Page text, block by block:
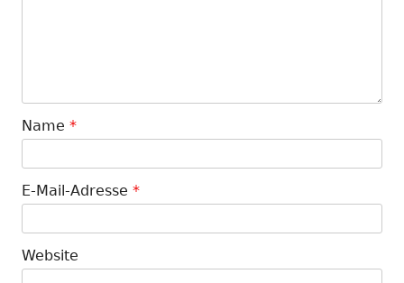
Name *
E-Mail-Adresse *
Website